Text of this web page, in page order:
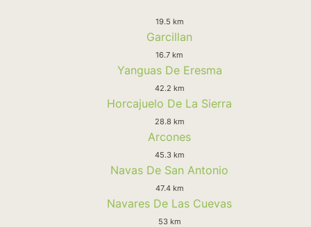
19.5 km
Garcillan
16.7 km
Yanguas De Eresma
42.2 km
Horcajuelo De La Sierra
28.8 km
Arcones
45.3 km
Navas De San Antonio
47.4 km
Navares De Las Cuevas
53 km